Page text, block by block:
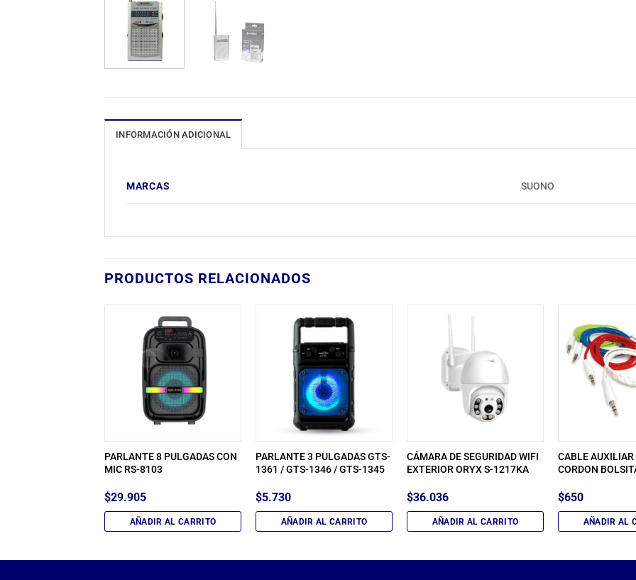
INFORMACIÓN ADICIONAL
MARCAS SUONO
PRODUCTOS RELACIONADOS
PARLANTE 8 PULGADAS CON
MIC RS-8103
$29.905
AÑADIR AL CARRITO
PARLANTE 3 PULGADAS GTS-
1361 / GTS-1346 / GTS-1345
$5.730
AÑADIR AL CARRITO
CÁMARA DE SEGURIDAD WIFI
EXTERIOR ORYX S-1217KA
$36.036
AÑADIR AL CARRITO
CABLE
CORDON
$650
AÑADIR AL